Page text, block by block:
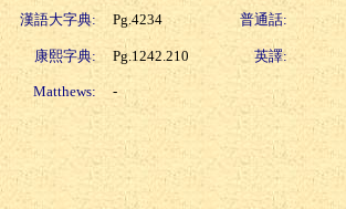
漢語大字典:
Pg.4234 普通話:
康熙字典: Pg.1242.210 英譯:
Matthews: -